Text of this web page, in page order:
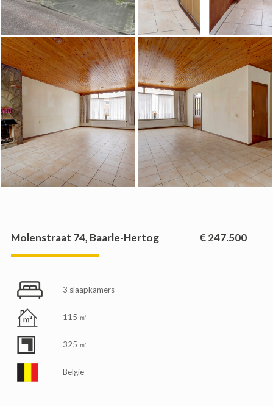
Molenstraat 74, Baarle-Hertog € 247.500
3 slaapkamers
115 ㎡
325 ㎡
België